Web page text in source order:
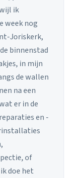
ik
week nog
Joriskerk,
binnenstad
in mijn
de wallen
na een
er in de
en -
of
doe het